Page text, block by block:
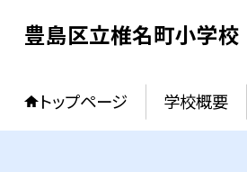
豊島区立椎名町小学校
トップページ 学校概要